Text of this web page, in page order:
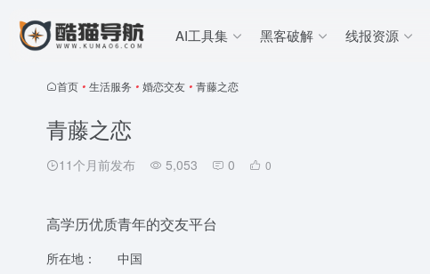
AI工具集 黑客破解 线报资源
首页 • 生活服务 • 婚恋交友 • 青藤之恋
青藤之恋
11个月前发布 5,053 0 0
高学历优质青年的交友平台
所在地：
中国